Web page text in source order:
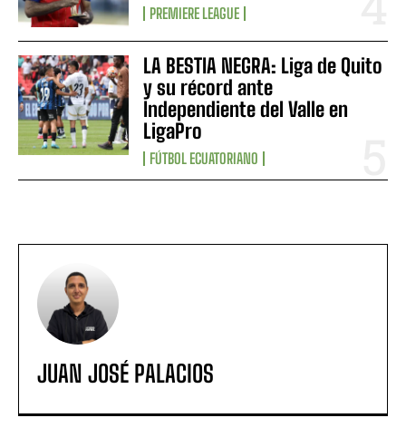
PREMIERE LEAGUE
LA BESTIA NEGRA: Liga de Quito
y su récord ante
Independiente del Valle en
LigaPro
FÚTBOL ECUATORIANO
JUAN JOSÉ PALACIOS